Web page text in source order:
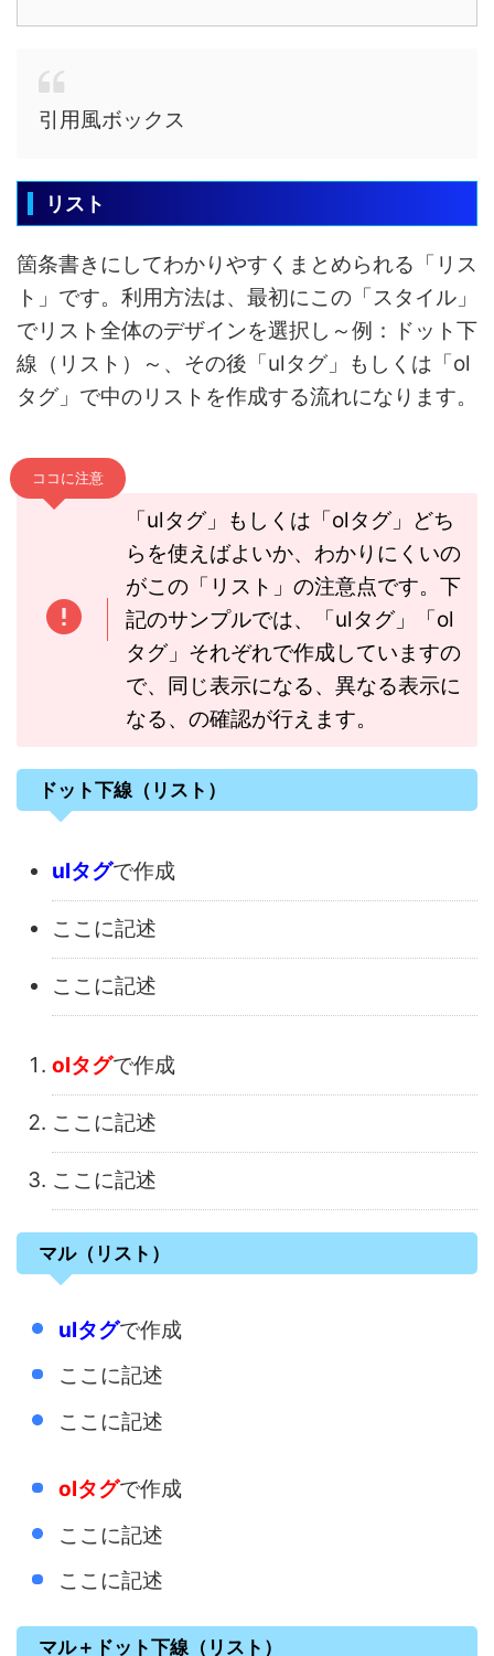
引用風ボックス
リスト
箇条書きにしてわかりやすくまとめられる「リス
ト」です。利用方法は、最初にこの「スタイル」
でリスト全体のデザインを選択し～例：ドット下
線（リスト）～、その後「ulタグ」もしくは「ol
タグ」で中のリストを作成する流れになります。
ココに注意
「ulタグ」もしくは「olタグ」どち
らを使えばよいか、わかりにくいの
がこの「リスト」の注意点です。下
記のサンプルでは、「ulタグ」「ol
タグ」それぞれで作成していますの
で、同じ表示になる、異なる表示に
なる、の確認が行えます。
ドット下線（リスト）
ulタグで作成
ここに記述
ここに記述
olタグで作成
ここに記述
ここに記述
マル（リスト）
ulタグで作成
ここに記述
ここに記述
olタグで作成
ここに記述
ここに記述
マル＋ドット下線（リスト）